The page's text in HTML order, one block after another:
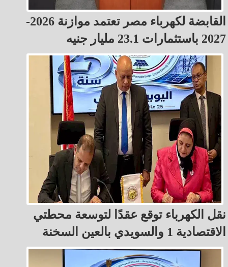
القابضة لكهرباء مصر تعتمد موازنة 2026-
2027 باستثمارات 23.1 مليار جنيه
نقل الكهرباء توقع عقدًا لتوسعة محطتي
الاقتصادية 1 والسويدي بالعين السخنة